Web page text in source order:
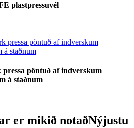
plastpressuvél
pöntuð af indverskum
á staðnum
er mikið notaðNýjustu